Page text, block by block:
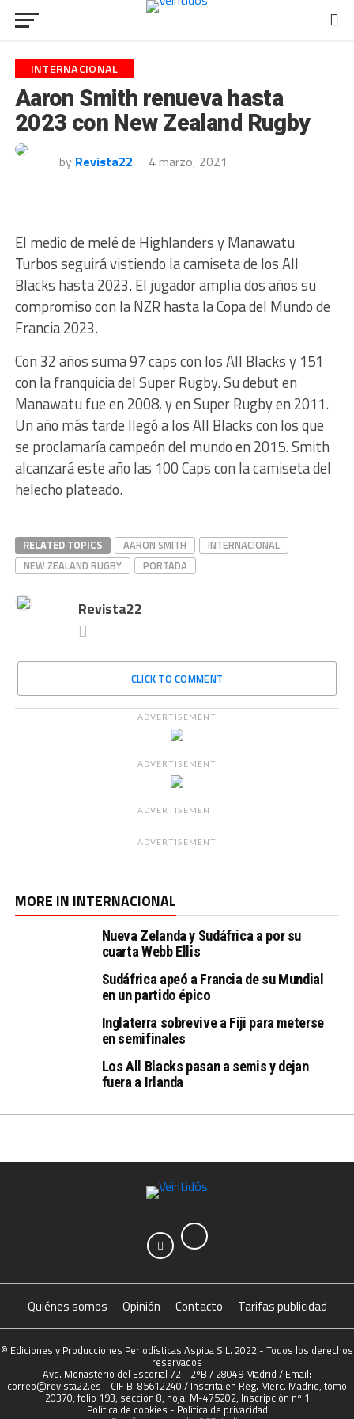
INTERNACIONAL
Aaron Smith renueva hasta
2023 con New Zealand Rugby
by Revista22 4 marzo, 2021
El medio de melé de Highlanders y Manawatu
Turbos seguirá vistiendo la camiseta de los All
Blacks hasta 2023. El jugador amplia dos años su
compromiso con la NZR hasta la Copa del Mundo de
Francia 2023.
Con 32 años suma 97 caps con los All Blacks y 151
con la franquicia del Super Rugby. Su debut en
Manawatu fue en 2008, y en Super Rugby en 2011.
Un año más tarde llegó a los All Blacks con los que
se proclamaría campeón del mundo en 2015. Smith
alcanzará este año las 100 Caps con la camiseta del
helecho plateado.
RELATED TOPICS AARON SMITH
INTERNACIONAL
NEW ZEALAND RUGBY
PORTADA
Revista22
CLICK TO COMMENT
ADVERTISEMENT
ADVERTISEMENT
ADVERTISEMENT
ADVERTISEMENT
MORE IN INTERNACIONAL
Nueva Zelanda y Sudáfrica a por su
cuarta Webb Ellis
Sudáfrica apeó a Francia de su Mundial
en un partido épico
Inglaterra sobrevive a Fiji para meterse
en semifinales
Los All Blacks pasan a semis y dejan
fuera a Irlanda
Quiénes somos Opinión Contacto Tarifas publicidad
© Ediciones y Producciones Periodísticas Aspiba S.L. 2022 - Todos los derechos
reservados
Avd. Monasterio del Escorial 72 - 2ºB / 28049 Madrid / Email:
correo@revista22.es - CIF B-85612240 / Inscrita en Reg. Merc. Madrid, tomo
20370, folio 193, seccion 8, hoja: M-475202, Inscripción nº 1
Política de cookies - Política de privacidad